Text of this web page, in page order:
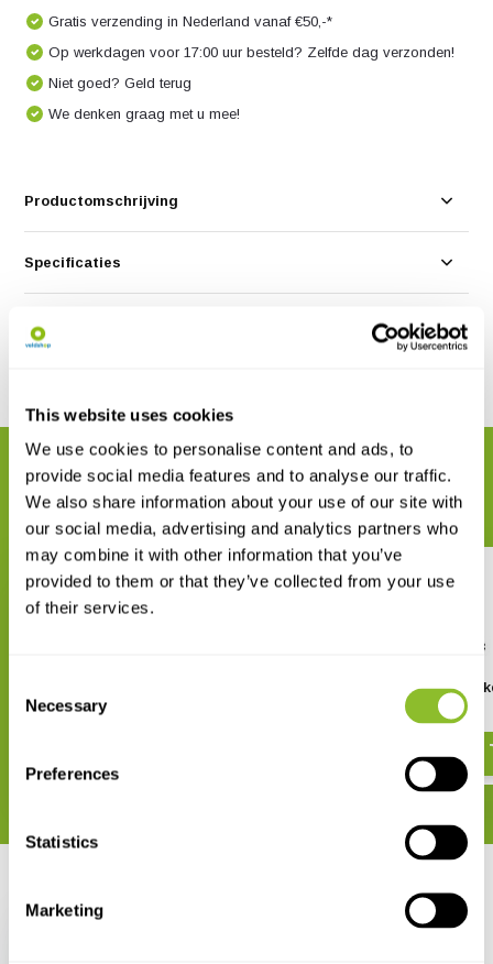
This website uses cookies
We use cookies to personalise content and ads, to
provide social media features and to analyse our traffic.
We also share information about your use of our site with
our social media, advertising and analytics partners who
may combine it with other information that you’ve
provided to them or that they’ve collected from your use
of their services.
Selection
Necessary
Preferences
Statistics
Marketing
Gratis verzending in Nederland vanaf €50,-*
Op werkdagen voor 17:00 uur besteld? Zelfde dag verzonden!
Niet goed? Geld terug
We denken graag met u mee!
Productomschrijving
Specificaties
Reviews
GERELATEERDE PRODUCTEN
Maak uw bestelling compleet
Kurkentrekker
Huckleberry
€ 31,95